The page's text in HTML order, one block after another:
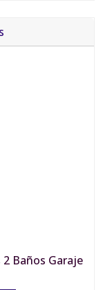
Baños Garaje